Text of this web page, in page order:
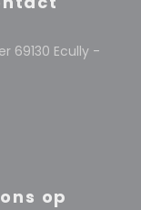
69130 Ecully -
in een
((opent in
op